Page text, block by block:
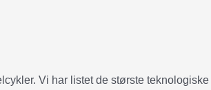
Vi har listet de største teknologiske